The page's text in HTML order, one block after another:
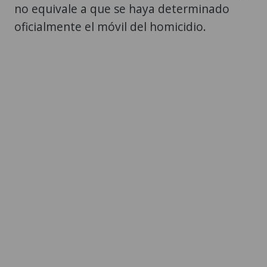
no equivale a que se haya determinado
oficialmente el móvil del homicidio.